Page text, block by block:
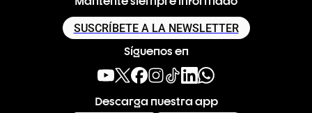
SUSCRÍBETE A LA NEWSLETTER
Síguenos en
Descarga nuestra app